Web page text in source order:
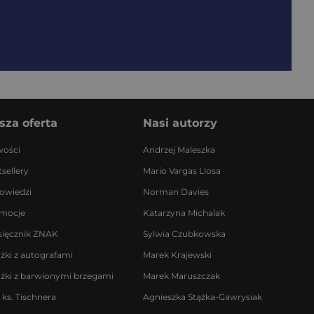
oferta
ZNAK
z autografami
z barwionymi brzegami
ks. Tischnera
Nasi autorzy
Andrzej Maleszka
Mario Vargas Llosa
Norman Davies
Katarzyna Michalak
Sylwia Czubkowska
Marek Krajewski
Marek Maruszczak
Agnieszka Stążka-Gawrysiak